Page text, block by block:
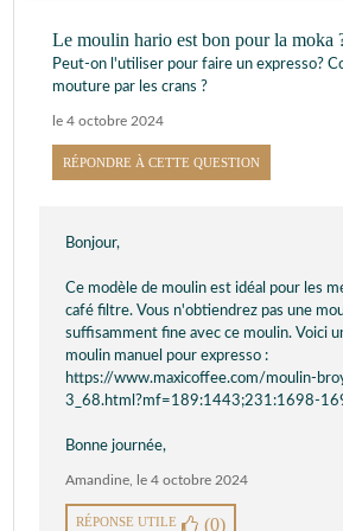
Le moulin hario est bon pour la moka
Peut-on l'utiliser pour faire un expresso?
mouture par les crans ?
le 4 octobre 2024
RÉPONDRE À CETTE QUESTION
Bonjour,
Ce modèle de moulin est idéal pour les
café filtre. Vous n'obtiendrez pas une
suffisamment fine avec ce moulin. Voici
moulin manuel pour expresso :
https://www.maxicoffee.com/moulin-
3_68.html?mf=189:1443;231:1698-
Bonne journée,
Amandine le 4 octobre 2024
RÉPONSE UTILE (0)